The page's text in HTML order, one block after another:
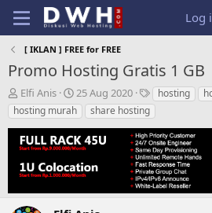
Log
[ IKLAN ] FREE for FREE
Promo Hosting Gratis 1 GB
T
h
r
e
a
d
s
t
a
Elfi Anis
S
t
a
r
t
d
a
t
25 Aug 2020
T
a
g
s
hosting
hosting murah
share hosting